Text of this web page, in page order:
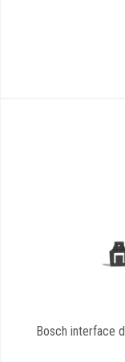
Bosch interface